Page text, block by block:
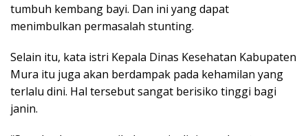
tumbuh kembang bayi. Dan ini yang dapat
menimbulkan permasalah stunting.
Selain itu, kata istri Kepala Dinas Kesehatan Kabupaten
Mura itu juga akan berdampak pada kehamilan yang
terlalu dini. Hal tersebut sangat berisiko tinggi bagi
janin.